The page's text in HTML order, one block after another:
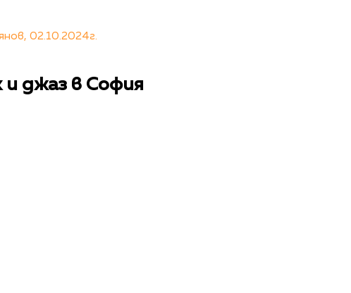
02.10.2024г.
и джаз в София